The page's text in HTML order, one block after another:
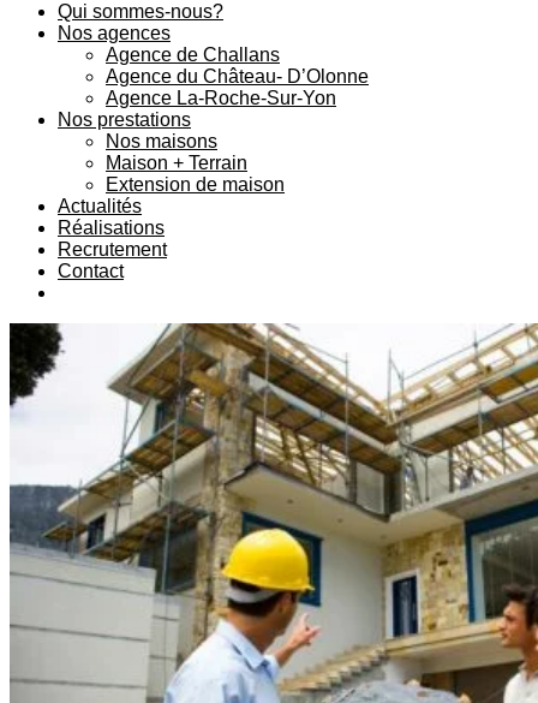
Qui sommes-nous?
Nos agences
Agence de Challans
Agence du Château- D’Olonne
Agence La-Roche-Sur-Yon
Nos prestations
Nos maisons
Maison + Terrain
Extension de maison
Actualités
Réalisations
Recrutement
Contact